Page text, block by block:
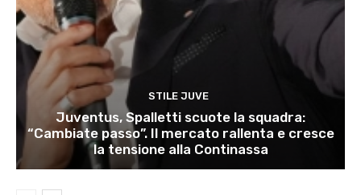
STILE JUVE
Juventus, Spalletti scuote la squadra:
“Cambiate passo”. Il mercato rallenta e cresce
la tensione alla Continassa